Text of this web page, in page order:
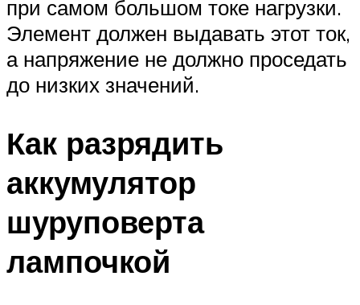
при самом большом токе нагрузки.
Элемент должен выдавать этот ток,
а напряжение не должно проседать
до низких значений.
Как разрядить
аккумулятор
шуруповерта
лампочкой